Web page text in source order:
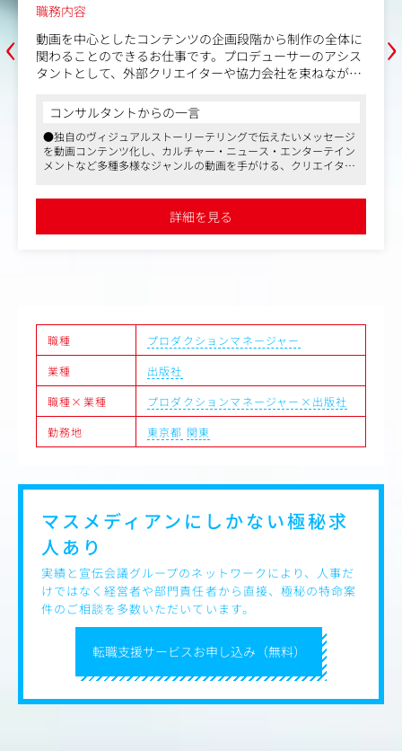
‹
職務内容
動画を中心としたコンテンツの企画段階から制作の全体に
関わることのできるお仕事です。プロデューサーのアシス
タントとして、外部クリエイターや協力会社を束ねなが
全体の制作進行をお任せします。
【業務内容】
制作プロデューサーのアシスタントとして、制作進行にま
つわる業務をサポートしていただきます。
・プロジェクトのコスト管理
・制作スタッフや協力会社の手配・スケジュール管理
コンサルタントからの一言
●独自のヴィジュアルストーリーテリングで伝えたいメッセージ
を動画コンテンツ化し、カルチャー・ニュース・エンターテイン
メントなど多種多様なジャンルの動画を手がける、クリエイター
でき、同社にクリエイティブの主導権があるケースも多く、映像
制作におけるプランニングも手がけていきたい方にはうってつけ
です
詳細を見る
›
職種
プロダクションマネージャー
業種
出版社
職種×業種
プロダクションマネージャー×出版社
勤務地
東京都 関東
転職支援サービスお申し込み（無料）
マスメディアンにしかない極秘求
人あり
実績と宣伝会議グループのネットワークにより、人事だ
けではなく経営者や部門責任者から直接、極秘の特命案
件のご相談を多数いただいています。